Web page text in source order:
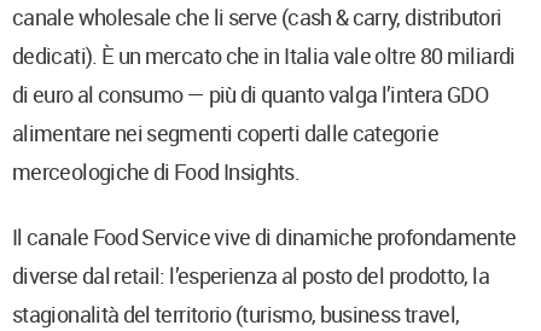
canale wholesale che li serve (cash & carry, distributori
dedicati). È un mercato che in Italia vale oltre 80 miliardi
di euro al consumo — più di quanto valga l’intera GDO
alimentare nei segmenti coperti dalle categorie
merceologiche di Food Insights.
Il canale Food Service vive di dinamiche profondamente
diverse dal retail: l’esperienza al posto del prodotto, la
stagionalità del territorio (turismo, business travel,